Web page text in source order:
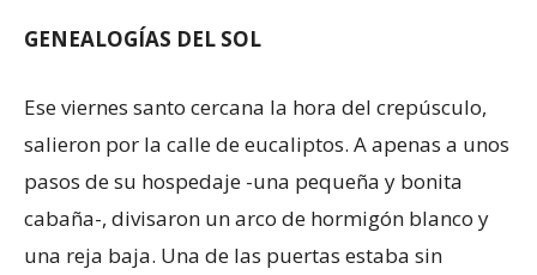
GENEALOGÍAS DEL SOL
Ese viernes santo cercana la hora del crepúsculo,
salieron por la calle de eucaliptos. A apenas a unos
pasos de su hospedaje -una pequeña y bonita
cabaña-, divisaron un arco de hormigón blanco y
una reja baja. Una de las puertas estaba sin